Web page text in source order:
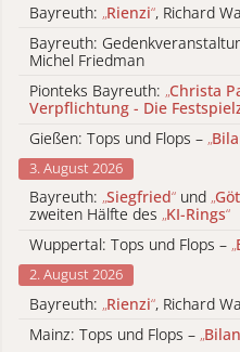
Bayreuth: „Rienzi“, Richard
Bayreuth:
Michel Friedman
Pionteks Bayreuth: „Christa
Verpflichtung - Die
Gießen: Tops und Flops – „
3. August 2026
Bayreuth: „Siegfried“ und „
zweiten Hälfte des „KI-Rings“
Wuppertal: Tops und Flops – „
2. August 2026
Bayreuth: „Rienzi“, Richard
Mainz: Tops und Flops – „